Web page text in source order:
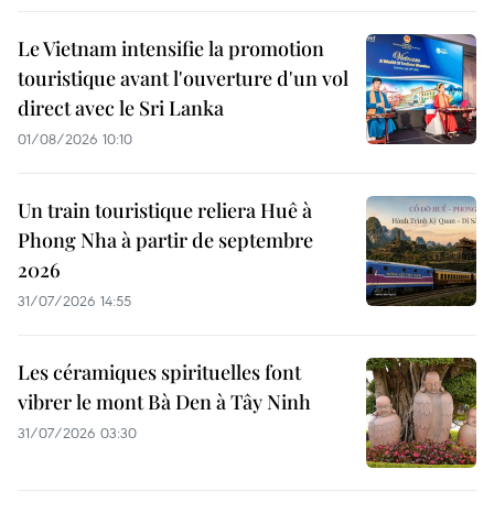
Le Vietnam intensifie la promotion
touristique avant l'ouverture d'un vol
direct avec le Sri Lanka
01/08/2026 10:10
Un train touristique reliera Huê à
Phong Nha à partir de septembre
2026
31/07/2026 14:55
Les céramiques spirituelles font
vibrer le mont Bà Den à Tây Ninh
31/07/2026 03:30